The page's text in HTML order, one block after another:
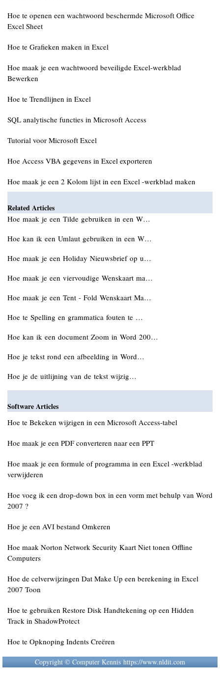
Hoe te openen een wachtwoord beschermde Microsoft Office
Excel Sheet
Hoe te Grafieken maken in Excel
Hoe maak je een wachtwoord beveiligde Excel-werkblad
Bewerken
Hoe te Trendlijnen in Excel
SQL analytische functies in Microsoft Access
Tutorial voor Microsoft Excel
Hoe Access VBA gegevens in Excel exporteren
Hoe maak je een 2 Kolom lijst in een Excel -werkblad maken
Related Articles
Hoe maak je een Tilde gebruiken in een W…
Hoe kan ik een Umlaut gebruiken in een W…
Hoe maak je een Holiday Nieuwsbrief op u…
Hoe maak je een viervoudige Wenskaart ma…
Hoe maak je een Tent - Fold Wenskaart Ma…
Hoe te Spelling en grammatica fouten te …
Hoe kan ik een document Zoom in Word 200…
Hoe je tekst rond een afbeelding in Word…
Hoe je de uitlijning van de tekst wijzig…
Software Articles
Hoe te Bekeken wijzigen in een Microsoft Access-tabel
Hoe maak je een PDF converteren naar een PPT
Hoe maak je een formule of programma in een Excel -werkblad
verwijderen
Hoe voeg ik een drop-down box in een vorm met behulp van Word
2007 ?
Hoe je een AVI bestand Omkeren
Hoe maak Norton Network Security Kaart Niet tonen Offline
Computers
Hoe de celverwijzingen Dat Make Up een berekening in Excel
2007 Toon
Hoe te gebruiken Restore Disk Handtekening op een Hidden
Track in ShadowProtect
Hoe te Opknoping Indents Creëren
Copyright © Computer Kennis https://www.nldit.com